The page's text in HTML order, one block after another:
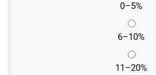
0–5%
6–10%
11–20%